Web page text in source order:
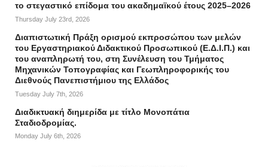
το στεγαστικό επίδομα του ακαδημαϊκού έτους 2025–2026
Thursday July 23rd, 2026
Διαπιστωτική Πράξη ορισμού εκπροσώπου των μελών
του Εργαστηριακού Διδακτικού Προσωπικού (Ε.Δ.Ι.Π.) και
του αναπληρωτή του, στη Συνέλευση του Τμήματος
Μηχανικών Τοπογραφίας και Γεωπληροφορικής του
Διεθνούς Πανεπιστήμιου της Ελλάδος
Tuesday July 7th, 2026
Διαδικτυακή διημερίδα με τίτλο Μονοπάτια
Σταδιοδρομίας.
Monday July 6th, 2026